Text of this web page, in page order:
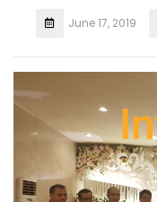
June 17, 2019